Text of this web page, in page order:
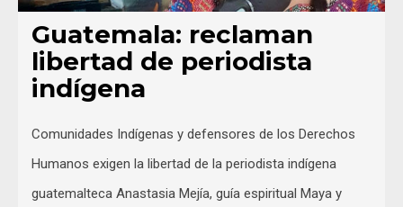
Guatemala: reclaman
libertad de periodista
indígena
Comunidades Indígenas y defensores de los Derechos
Humanos exigen la libertad de la periodista indígena
guatemalteca Anastasia Mejía, guía espiritual Maya y